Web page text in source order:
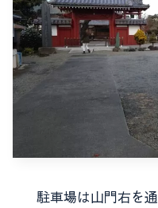
駐車場は山門右を